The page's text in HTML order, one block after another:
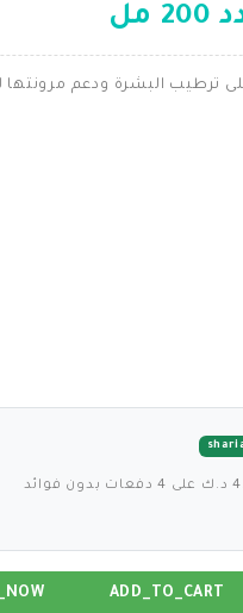
ترطيب البشرة ودعم مرونتها
ADD_TO_CART